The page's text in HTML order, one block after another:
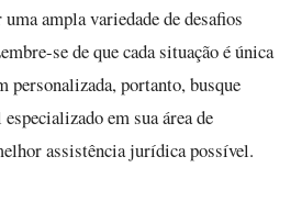
ampla variedade de desafios
se de que cada situação é única
personalizada, portanto, busque
em sua área de
assistência jurídica possível.